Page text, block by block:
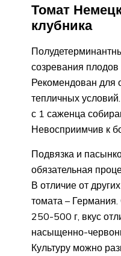
Томат
клубника
созревания
Рекомендован для
тепличных
с 1 саженца
Невосприимчив к
Подвязка и
обязательная
В отличие от
томата –
250-500 г, вкус
насыщенно-
Культуру можно